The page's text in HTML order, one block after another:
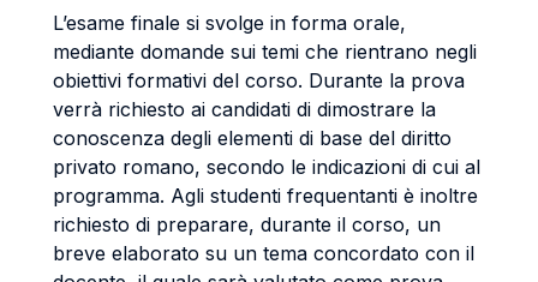
L’esame finale si svolge in forma orale,
mediante domande sui temi che rientrano negli
obiettivi formativi del corso. Durante la prova
verrà richiesto ai candidati di dimostrare la
conoscenza degli elementi di base del diritto
privato romano, secondo le indicazioni di cui al
programma. Agli studenti frequentanti è inoltre
richiesto di preparare, durante il corso, un
breve elaborato su un tema concordato con il